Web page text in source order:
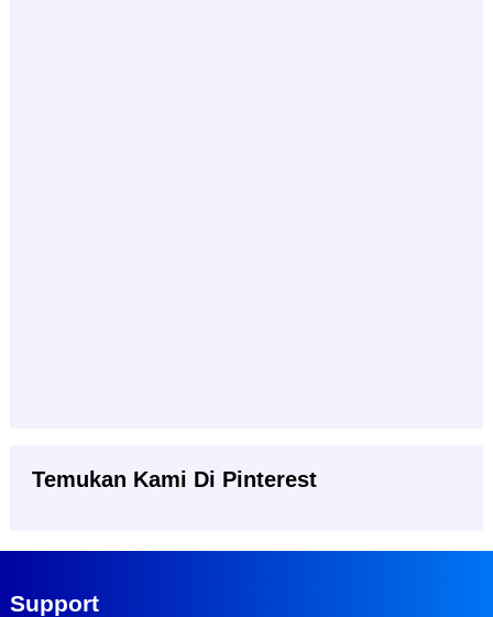
Temukan Kami Di Pinterest
Support